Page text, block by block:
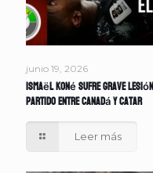
junio 19, 2026
Ismaël Koné sufre grave
partido entre Canadá y Catar
Leer más